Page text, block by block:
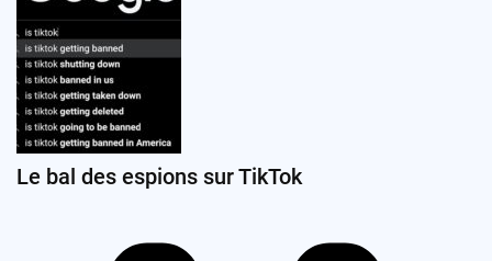
Le bal des espions sur TikTok